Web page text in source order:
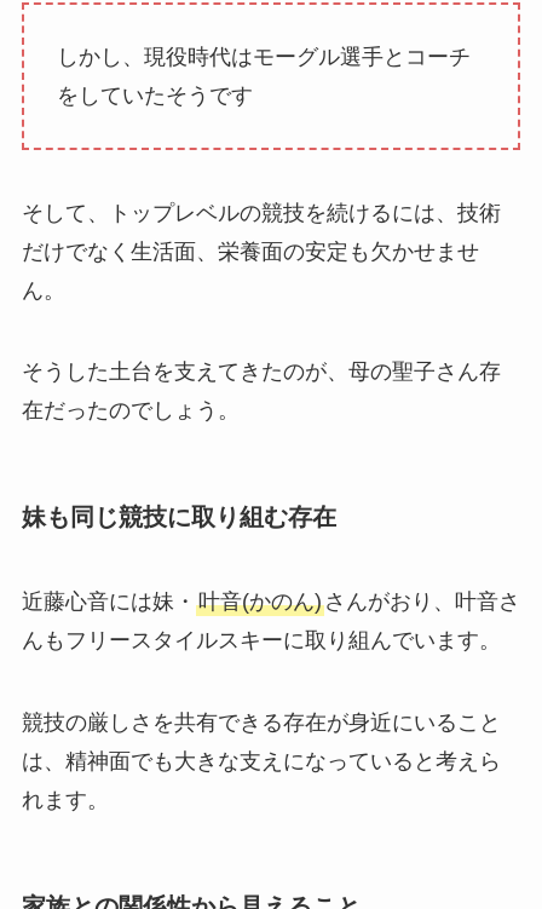
しかし、現役時代はモーグル選手とコーチ
をしていたそうです
そして、トップレベルの競技を続けるには、技術
だけでなく生活面、栄養面の安定も欠かせませ
ん。
そうした土台を支えてきたのが、母の聖子さん存
在だったのでしょう。
妹も同じ競技に取り組む存在
近藤心音には妹・ 叶音(かのん)さんがおり、叶音さ
んもフリースタイルスキーに取り組んでいます。
競技の厳しさを共有できる存在が身近にいること
は、精神面でも大きな支えになっていると考えら
れます。